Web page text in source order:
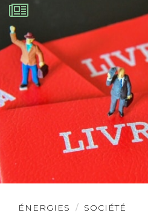
ÉNERGIES SOCIÉTÉ
Lire